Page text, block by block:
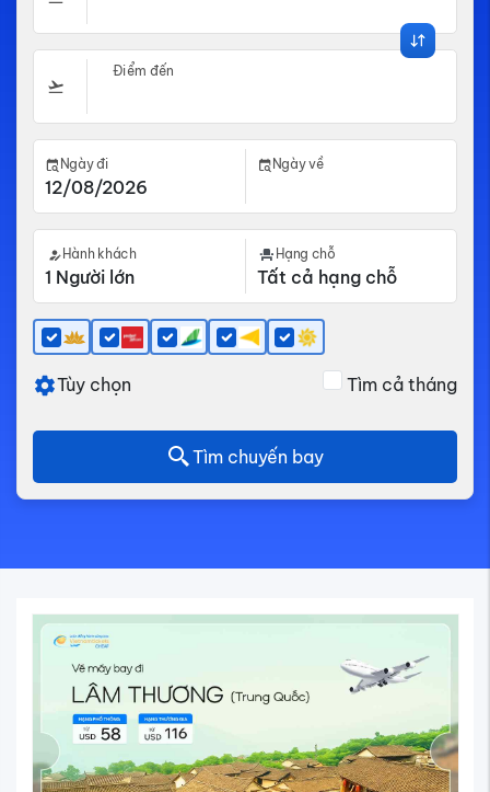
Điểm đến
Ngày đi Ngày về
Hành khách Hạng chỗ
Tùy chọn Tìm cả tháng
Tìm chuyến bay